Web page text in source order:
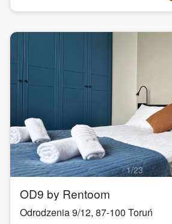
1/23
OD9 by Rentoom
Odrodzenia 9/12, 87-100 Toruń